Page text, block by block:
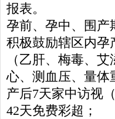
报表。
孕前、孕中、围产
积极鼓励辖区内孕
（乙肝、梅毒、
心、测血压、量体
产后7天家中访视
42天免费彩超；